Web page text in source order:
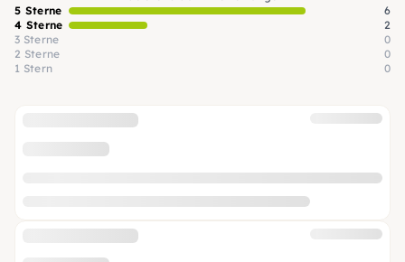
5 Sterne
6
4 Sterne
2
3 Sterne
0
2 Sterne
0
1 Stern
0